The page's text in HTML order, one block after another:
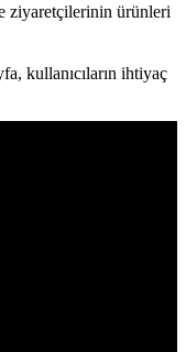
ziyaretçilerinin ürünleri
kullanıcıların ihtiyaç